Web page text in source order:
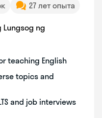
27 лет опыта
Lungsog ng
teaching English
topics and
and job interviews